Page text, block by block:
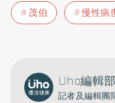
茂伯 慢性病
Uho編輯部
記者及編輯團